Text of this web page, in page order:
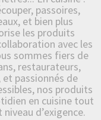
passoires,
et bien plus
les produits
avec les
sommes fiers de
restaurateurs,
passionnés de
nos produits
en cuisine tout
d’exigence.